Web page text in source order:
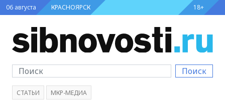
06 августа КРАСНОЯРСК 18+
Поиск
СТАТЬИ МКР-МЕДИА